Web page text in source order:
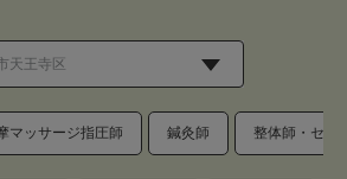
マッサージ指圧師 鍼灸師 整体師・セラ